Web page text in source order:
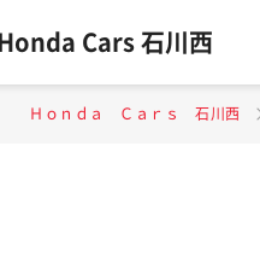
Honda Cars 石川西
Ｈｏｎｄａ Ｃａｒｓ 石川西